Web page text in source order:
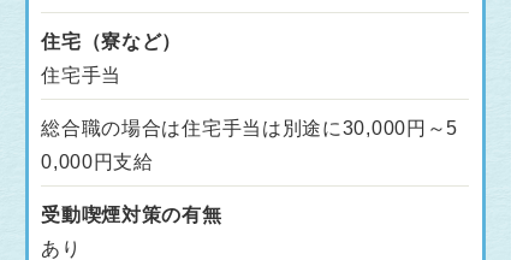
住宅（寮など）
住宅手当
総合職の場合は住宅手当は別途に30,000円～5
0,000円支給
受動喫煙対策の有無
あり